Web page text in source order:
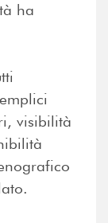
ha
visibilità